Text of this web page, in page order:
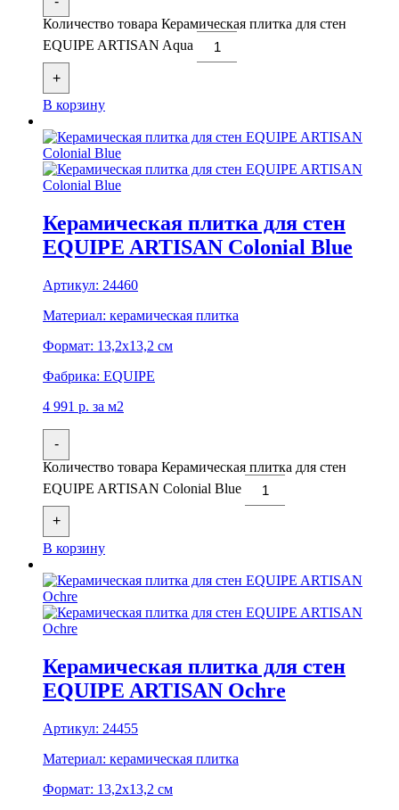
Количество товара Керамическая плитка для стен
EQUIPE ARTISAN Aqua
+
В корзину
Керамическая плитка для стен
EQUIPE ARTISAN Colonial Blue
Артикул: 24460
Материал: керамическая плитка
Формат: 13,2x13,2 см
Фабрика: EQUIPE
4 991 р. за м2
-
Количество товара Керамическая плитка для стен
EQUIPE ARTISAN Colonial Blue
+
В корзину
Керамическая плитка для стен
EQUIPE ARTISAN Ochre
Артикул: 24455
Материал: керамическая плитка
Формат: 13,2x13,2 см